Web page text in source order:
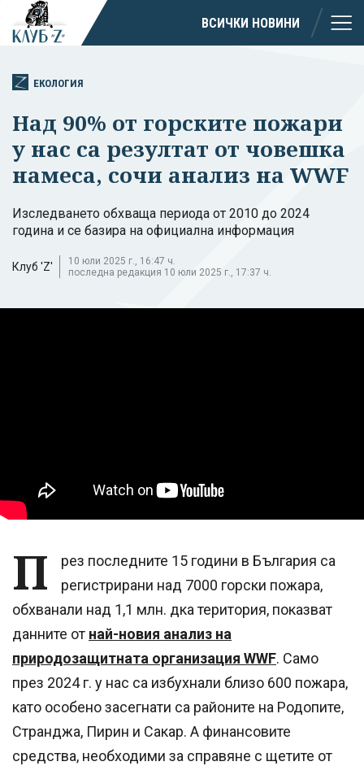
ВСИЧКИ НОВИНИ
ЕКОЛОГИЯ
Над 90% от горските пожари
у нас са резултат от човешка
намеса, сочи анализ на WWF
Изследването обхваща периода от 2010 до 2024
година и се базира на официална информация
Клуб 'Z'
10 юли 2025 г., 16:47 ч.
последна редакция 10 юли 2025 г., 17:37 ч.
П
рез последните 15 години в България са
регистрирани над 7000 горски пожара,
обхванали над 1,1 млн. дка територия, показват
данните от най-новия анализ на
природозащитната организация WWF. Само
през 2024 г. у нас са избухнали близо 600 пожара,
като особено засегнати са районите на Родопите,
Странджа, Пирин и Сакар. А финансовите
средства, необходими за справяне с щетите от